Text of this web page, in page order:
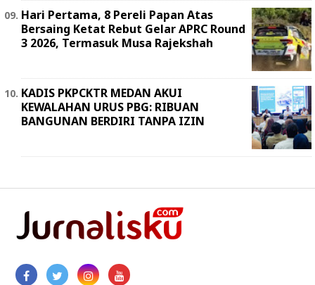
Hari Pertama, 8 Pereli Papan Atas
Bersaing Ketat Rebut Gelar APRC Round
3 2026, Termasuk Musa Rajekshah
KADIS PKPCKTR MEDAN AKUI
KEWALAHAN URUS PBG: RIBUAN
BANGUNAN BERDIRI TANPA IZIN